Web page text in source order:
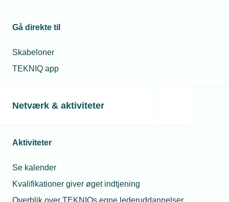
Gå direkte til
Skabeloner
TEKNIQ app
Netværk & aktiviteter
Aktiviteter
Se kalender
Kvalifikationer giver øget indtjening
Overblik over TEKNIQs egne lederuddannelser